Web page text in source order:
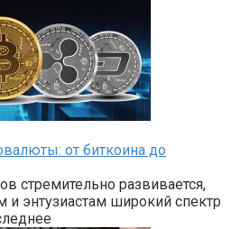
от биткоина до
стремительно развивается,
и энтузиастам широкий спектр